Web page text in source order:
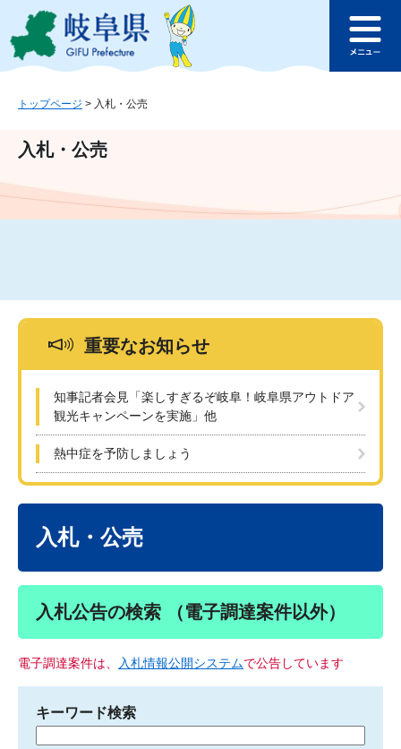
ジ
ュ
文
このページの本文へ
ュ
トップページ > 入札・公売
入札・公売
重要なお知らせ
知事記者会見「楽しすぎるぞ岐阜！岐阜県アウトドア
観光キャンペーンを実施」他
熱中症を予防しましょう
入札・公売
入札公告の検索 （電子調達案件以外）
電子調達案件は、 入札情報公開システムで公告しています
キーワード検索